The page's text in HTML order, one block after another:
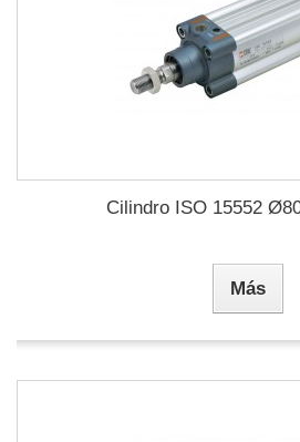
Cilindro ISO 15552
Más